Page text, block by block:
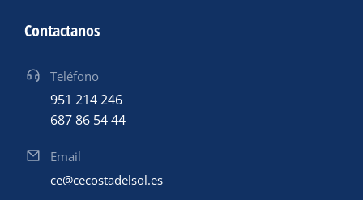
Contactanos
Teléfono
951 214 246
687 86 54 44
Email
ce@cecostadelsol.es